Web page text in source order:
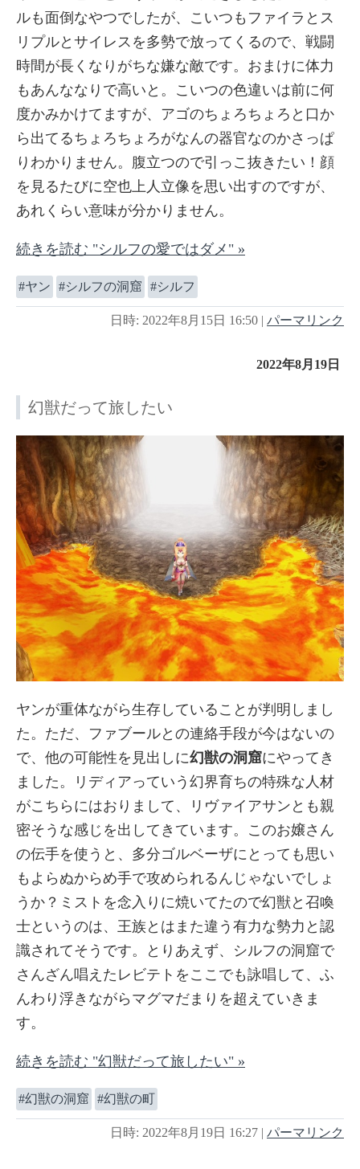
ルも面倒なやつでしたが、こいつもファイラとス
リプルとサイレスを多勢で放ってくるので、戦闘
時間が長くなりがちな嫌な敵です。おまけに体力
もあんななりで高いと。こいつの色違いは前に何
度かみかけてますが、アゴのちょろちょろと口か
ら出てるちょろちょろがなんの器官なのかさっぱ
りわかりません。腹立つので引っこ抜きたい！顔
を見るたびに空也上人立像を思い出すのですが、
あれくらい意味が分かりません。
続きを読む "シルフの愛ではダメ" »
ヤン シルフの洞窟 シルフ
日時: 2022年8月15日 16:50 | パーマリンク
2022年8月19日
幻獣だって旅したい
ヤンが重体ながら生存していることが判明しまし
た。ただ、ファブールとの連絡手段が今はないの
で、他の可能性を見出しに幻獣の洞窟にやってき
ました。リディアっていう幻界育ちの特殊な人材
がこちらにはおりまして、リヴァイアサンとも親
密そうな感じを出してきています。このお嬢さん
の伝手を使うと、多分ゴルベーザにとっても思い
もよらぬからめ手で攻められるんじゃないでしょ
うか？ミストを念入りに焼いてたので幻獣と召喚
士というのは、王族とはまた違う有力な勢力と認
識されてそうです。とりあえず、シルフの洞窟で
さんざん唱えたレビテトをここでも詠唱して、ふ
んわり浮きながらマグマだまりを超えていきま
す。
続きを読む "幻獣だって旅したい" »
幻獣の洞窟 幻獣の町
日時: 2022年8月19日 16:27 | パーマリンク